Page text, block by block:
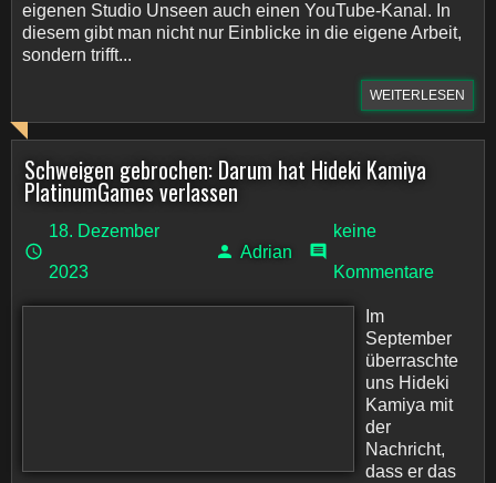
eigenen Studio Unseen auch einen YouTube-Kanal. In
diesem gibt man nicht nur Einblicke in die eigene Arbeit,
sondern trifft...
WEITERLESEN
Schweigen gebrochen: Darum hat Hideki Kamiya
PlatinumGames verlassen
18. Dezember
2023
Adrian
keine
Kommentare
Im
September
überraschte
uns Hideki
Kamiya mit
der
Nachricht,
dass er das